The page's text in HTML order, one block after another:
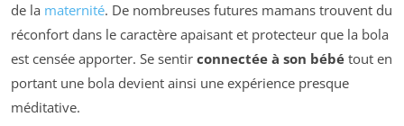
de la maternité. De nombreuses futures mamans trouvent du
réconfort dans le caractère apaisant et protecteur que la bola
est censée apporter. Se sentir connectée à son bébé tout en
portant une bola devient ainsi une expérience presque
méditative.